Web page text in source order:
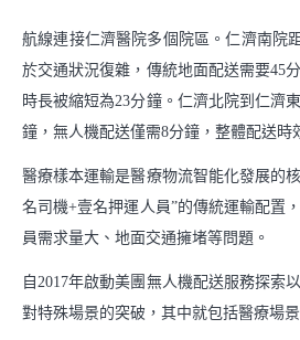
中華老字號服務包
社會
推動綠色消費
支持鄉村振興
參與應急救災
航線連接仁濟醫院多個院區。仁濟南院
於交通狀況復雜，傳統地面配送需要45
時長被縮短為23分鐘。仁濟北院到仁濟
鐘，無人機配送僅需8分鐘，整體配送時
醫療樣本運輸是醫療物流智能化發展的
名司機+壹名押運人員”的傳統運輸配置
員需求量大、地面交通擁堵等問題。
自2017年啟動美團無人機配送服務探索
對特殊場景的突破，其中就包括醫療場景